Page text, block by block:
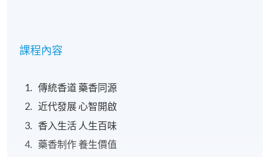
課程內容
傳統香道 藥香同源
近代發展 心智開啟
香入生活 人生百味
藥香制作 養生價值